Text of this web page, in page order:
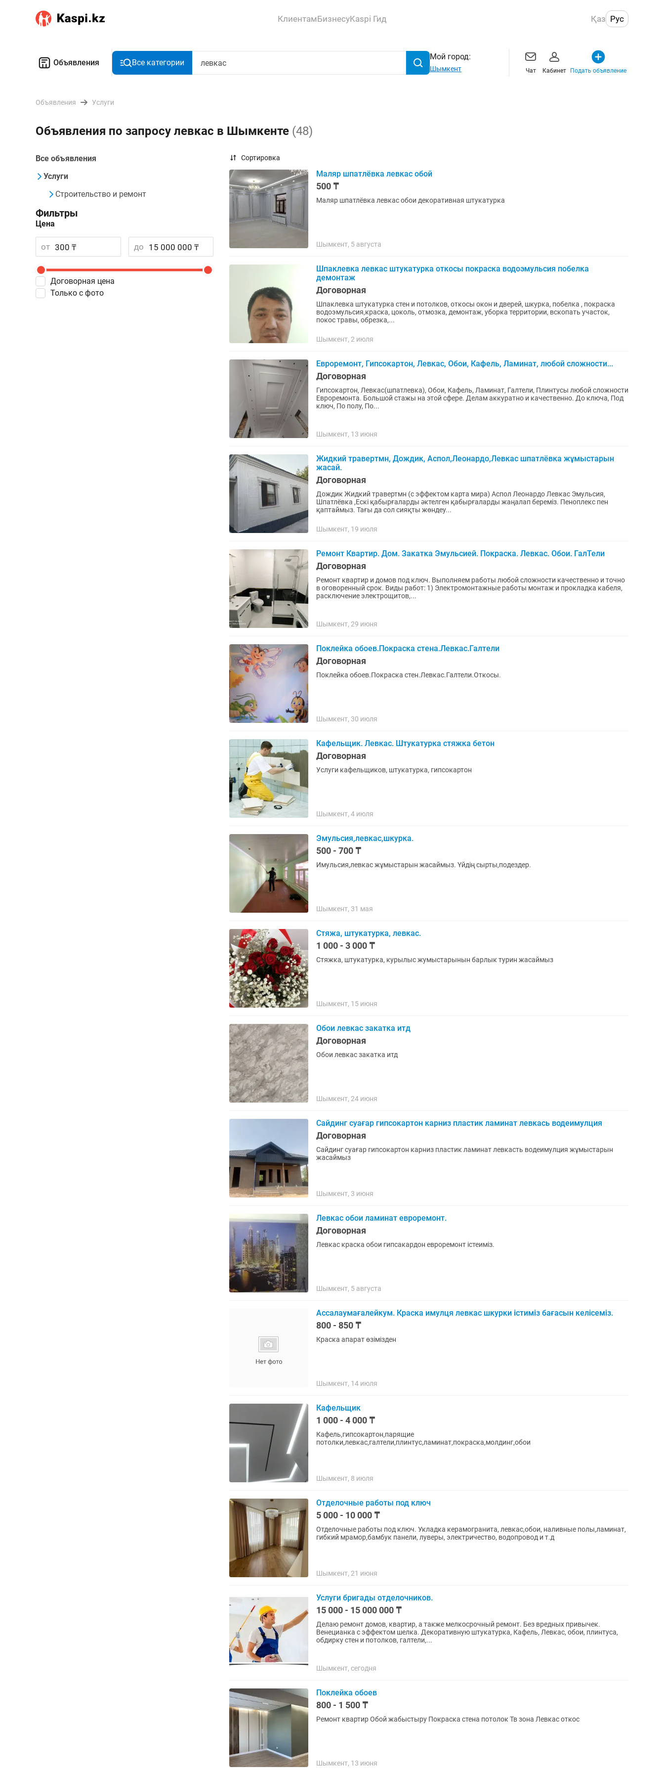
КлиентамБизнесуKaspi Гид Қаз Рус
Объявления Все категории
Мой город:
Шымкент Чат Кабинет Подать объявление
Объявления Услуги
Объявления по запросу левкас в Шымкенте (48)
Все объявления
Услуги
Строительство и ремонт
Фильтры
Цена
от до
Договорная цена
Только с фото
Сортировка
Маляр шпатлёвка левкас обой
500 ₸
Маляр шпатлёвка левкас обои декоративная штукатурка
Шымкент, 5 августа
Шпаклевка левкас штукатурка откосы покраска водоэмульсия побелка
демонтаж
Договорная
Шпаклевка штукатурка стен и потолков, откосы окон и дверей, шкурка, побелка , покраска
водоэмульсия,краска, цоколь, отмозка, демонтаж, уборка территории, вскопать участок,
покос травы, обрезка,...
Шымкент, 2 июля
Евроремонт, Гипсокартон, Левкас, Обои, Кафель, Ламинат, любой сложности...
Договорная
Гипсокартон, Левкас(шпатлевка), Обои, Кафель, Ламинат, Галтели, Плинтусы любой сложности
Евроремонта. Большой стажы на этой сфере. Делам аккуратно и качественно. До ключа, Под
ключ, По полу, По...
Шымкент, 13 июня
Жидкий травертмн, Дождик, Аспол,Леонардо,Левкас шпатлёвка жұмыстарын
жасай.
Договорная
Дождик Жидкий травертмн (с эффектом карта мира) Аспол Леонардо Левкас Эмульсия,
Шпатлёвка ,Ескі қабырғаларды әктелген қабырғаларды жаңалап береміз. Пеноплекс пен
қаптаймыз. Тағы да сол сияқты жөндеу...
Шымкент, 19 июля
Ремонт Квартир. Дом. Закатка Эмульсией. Покраска. Левкас. Обои. ГалТели
Договорная
Ремонт квартир и домов под ключ. Выполняем работы любой сложности качественно и точно
в оговоренный срок. Виды работ: 1) Электромонтажные работы монтаж и прокладка кабеля,
расключение электрощитов,...
Шымкент, 29 июня
Поклейка обоев.Покраска стена.Левкас.Галтели
Договорная
Поклейка обоев.Покраска стен.Левкас.Галтели.Откосы.
Шымкент, 30 июля
Кафельщик. Левкас. Штукатурка стяжка бетон
Договорная
Услуги кафельщиков, штукатурка, гипсокартон
Шымкент, 4 июля
Эмульсия,левкас,шкурка.
500 - 700 ₸
Имульсия,левкас жұмыстарын жасаймыз. Үйдің сырты,подездер.
Шымкент, 31 мая
Стяжа, штукатурка, левкас.
1 000 - 3 000 ₸
Стяжка, штукатурка, курылыс жумыстарынын барлык турин жасаймыз
Шымкент, 15 июня
Обои левкас закатка итд
Договорная
Обои левкас закатка итд
Шымкент, 24 июня
Сайдинг суағар гипсокартон карниз пластик ламинат левкась водеимулция
Договорная
Сайдинг суағар гипсокартон карниз пластик ламинат левкасть водеимулция жұмыстарын
жасаймыз
Шымкент, 3 июня
Левкас обои ламинат евроремонт.
Договорная
Левкас краска обои гипсакардон евроремонт істеиміз.
Шымкент, 5 августа
Ассалаумағалейкум. Краска имулця левкас шкурки істиміз бағасын келісеміз.
800 - 850 ₸
Краска апарат өзімізден
Шымкент, 14 июля
Кафельщик
1 000 - 4 000 ₸
Кафель,гипсокартон,парящие
потолки,левкас,галтели,плинтус,ламинат,покраска,молдинг,обои
Шымкент, 8 июля
Отделочные работы под ключ
5 000 - 10 000 ₸
Отделочные работы под ключ. Укладка керамогранита, левкас,обои, наливные полы,ламинат,
гибкий мрамор,бамбук панели, луверы, электричество, водопровод и т.д
Шымкент, 21 июня
Услуги бригады отделочников.
15 000 - 15 000 000 ₸
Делаю ремонт домов, квартир, а также мелкосрочный ремонт. Без вредных привычек.
Венецианка с эффектом шелка. Декоративную штукатурка, Кафель, Левкас, обои, плинтуса,
обдирку стен и потолков, галтели,...
Шымкент, сегодня
Поклейка обоев
800 - 1 500 ₸
Ремонт квартир Обой жабыстыру Покраска стена потолок Тв зона Левкас откос
Шымкент, 13 июня